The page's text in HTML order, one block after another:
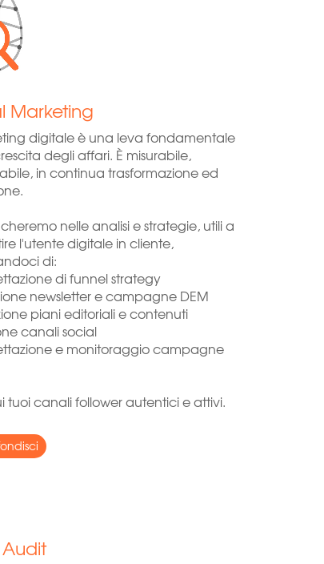
Marketing
digitale è una leva fondamentale
degli affari. È misurabile,
in continua trasformazione ed
nelle analisi e strategie, utili a
l'utente digitale in cliente,
di:
di funnel strategy
newsletter e campagne DEM
piani editoriali e contenuti
canali social
e monitoraggio campagne
tuoi canali follower autentici e attivi.